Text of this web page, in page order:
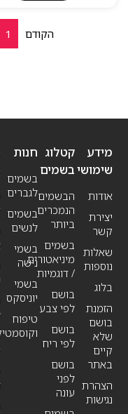
הקודם 1
מידע
שימושי
אודות
יצירת
קשר
שאלות
נוספות
בלוג
הזמנת
בושם
שלא
קיים
באתר
הצהרת
נגישות
חנות
בשמים
לגברים
בשמים
לנשים
בשמי
נישה
בשמי
יוניסקס
טיפוח
קטלוג
בשמים
הבשמים
הנמכרים
ביותר
בשמים
מיניאטורים
/ דוגמיות
בושם
לפי צבע
בושם
לפי ריח
בושם
לפני
עונה